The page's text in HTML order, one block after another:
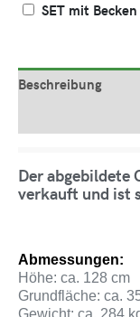
SET mit
Beschreibung
Der abgebildete
verkauft und ist
Abmessungen:
Höhe: ca. 128 cm
Grundfläche: ca.
Gewicht: ca. 284